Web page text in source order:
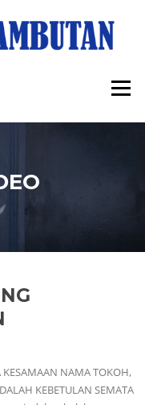
Menu
KESAMAAN NAMA TOKOH,
KEBETULAN SEMATA